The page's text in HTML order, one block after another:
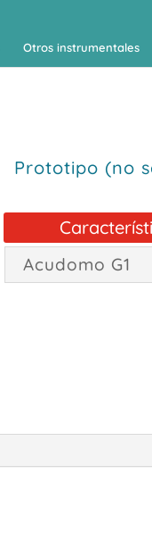
Otros instrumentales
Prototipo (no
Acudomo G1